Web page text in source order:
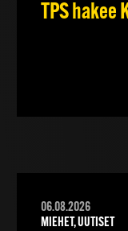
TPS
06.08.2026
MIEHET, UUTISET